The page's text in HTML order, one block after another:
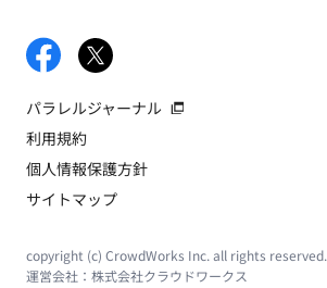
パラレルジャーナル
利用規約
個人情報保護方針
サイトマップ
copyright (c) CrowdWorks Inc. all rights reserved.
運営会社： 株式会社クラウドワークス